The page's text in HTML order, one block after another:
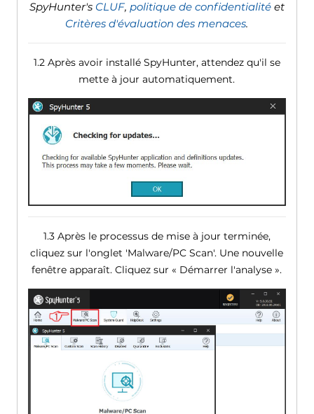
SpyHunter's CLUF, politique de confidentialitéet
Critères d'évaluation des menaces.
1.2 Après avoir installé SpyHunter, attendez qu'il se
mette à jour automatiquement.
1.3 Après le processus de mise à jour terminée,
cliquez sur l'onglet 'Malware/PC Scan'. Une nouvelle
fenêtre apparaît. Cliquez sur « Démarrer l'analyse ».